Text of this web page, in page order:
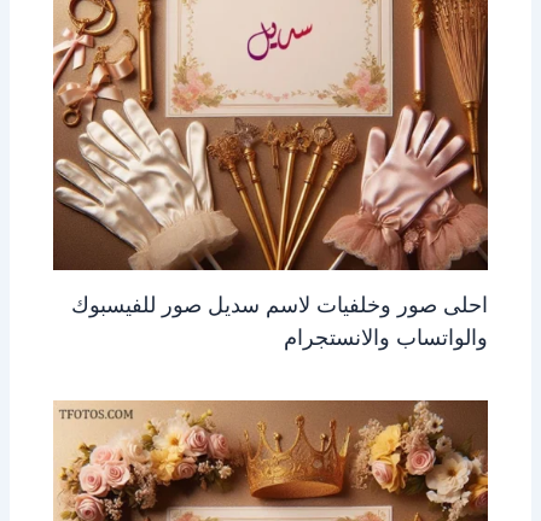
احلى صور وخلفيات لاسم سديل صور للفيسبوك
والواتساب والانستجرام